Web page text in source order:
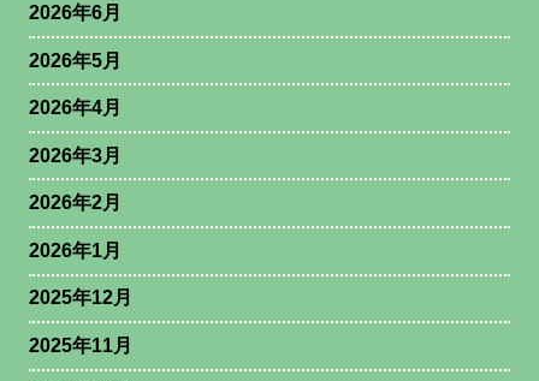
2026年6月
2026年5月
2026年4月
2026年3月
2026年2月
2026年1月
2025年12月
2025年11月